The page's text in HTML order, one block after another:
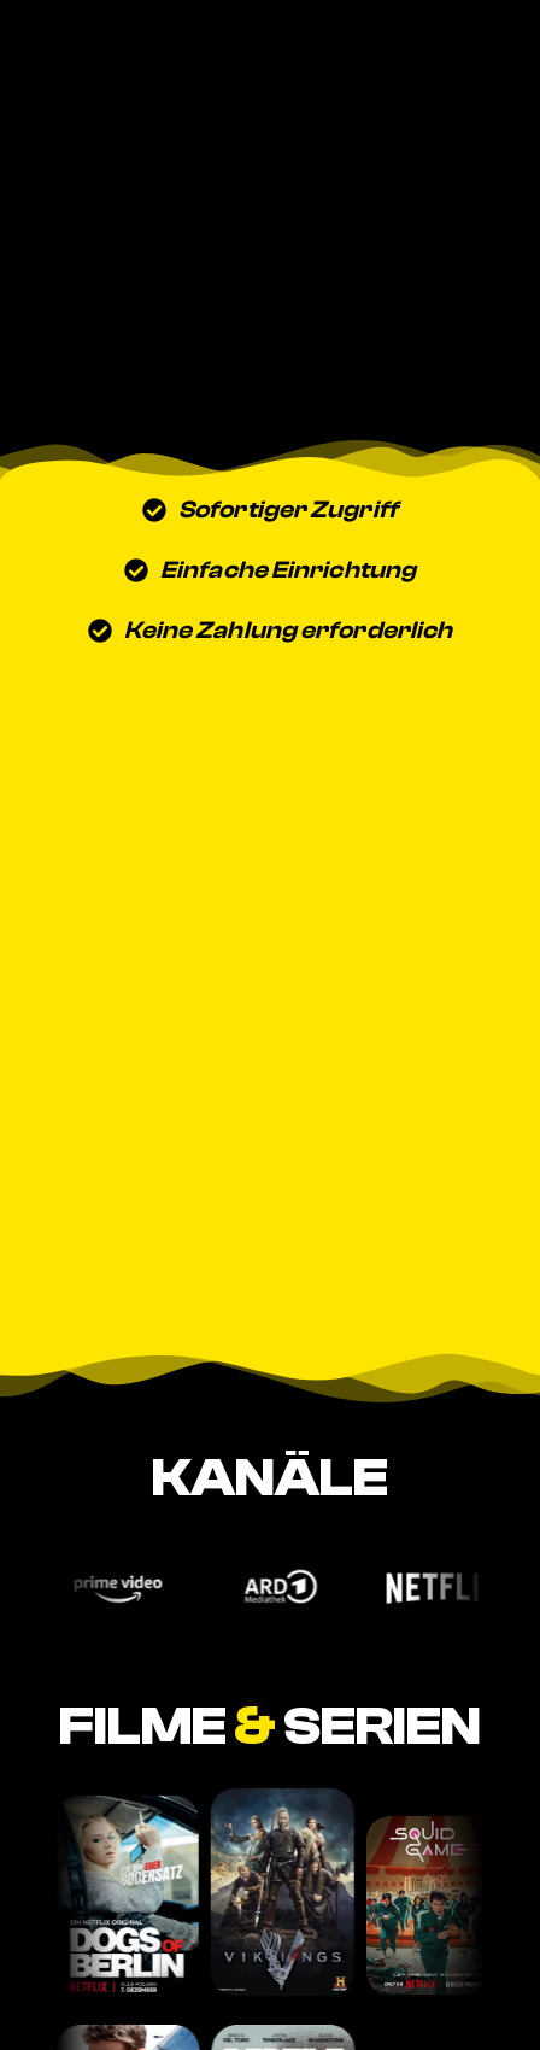
Sofortiger Zugriff
Einfache Einrichtung
Keine Zahlung erforderlich
KANÄLE
FILME&SERIEN